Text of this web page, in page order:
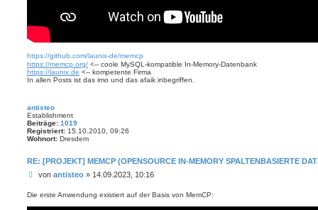
https://github.com/launix-de/memcp
https://memcp.org/ <-- coole MySQL-kompatible In-Memory-Datenbank
https://launix.de <-- kompetente Firma
In allen Posts ist das imo und das afaik inbegriffen.
antisteo
Establishment
Beiträge: 1019
Registriert: 15.10.2010, 09:26
Wohnort: Dresdem
RE: [PROJEKT] MEMCP (OPENSOURCE IN-MEMORY SPALTENBASIERTE
B
i
von antisteo» 14.09.2023, 10:16
Die erste Anwendung existiert auf der Basis von MemCP: